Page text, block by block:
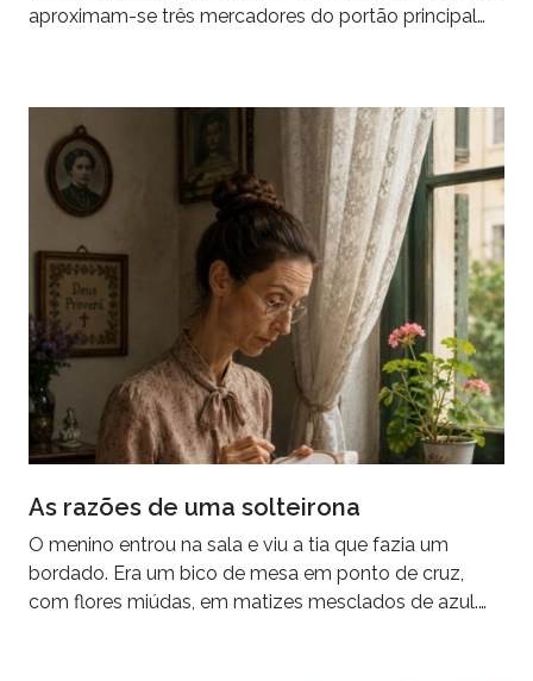
aproximam-se três mercadores do portão principal…
As razões de uma solteirona
O menino entrou na sala e viu a tia que fazia um
bordado. Era um bico de mesa em ponto de cruz,
com flores miúdas, em matizes mesclados de azul.…